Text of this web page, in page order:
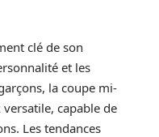
clé de son
et les
la coupe mi-
capable de
Les tendances